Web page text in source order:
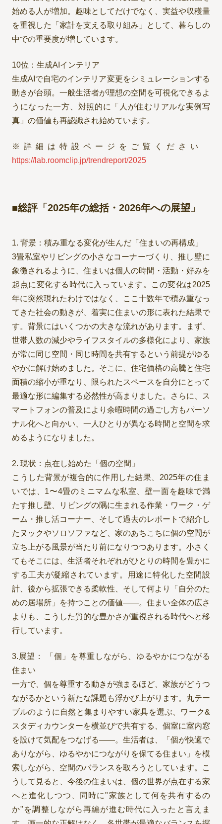
始める人が増加。趣味としてだけでなく、実益や収穫量
を重視した「家計を支える取り組み」として、暮らしの
中での重要度が増しています。
10位：生成AIインテリア
生成AIで自宅のインテリア変更をシミュレーションする
動きが台頭。一般生活者が理想の空間を可視化できるよ
うになった一方、対照的に「人が住むリアルな実例写
真」の価値も再認識され始めています。
※詳細は特設ページをご覧ください
https://lab.roomclip.jp/trendreport/2025
■総評「2025年の総括・2026年への展望」
1. 背景：積み重なる変化が生んだ「住まいの再構成」
3畳私室やリビングの小さなコーナーづくり、推し壁に
象徴されるように、住まいは個人の時間・活動・好みを
起点に変化する時代に入っています。この変化は2025
年に突然現れたわけではなく、ここ十数年で積み重なっ
てきた社会の動きが、着実に住まいの形に表れた結果で
す。背景にはいくつかの大きな流れがあります。まず、
世帯人数の減少やライフスタイルの多様化により、家族
が常に同じ空間・同じ時間を共有するという前提がゆる
やかに解け始めました。そこに、住宅価格の高騰と住宅
面積の縮小が重なり、限られたスペースを自分にとって
最適な形に編集する必然性が高まりました。さらに、ス
マートフォンの普及により余暇時間の過ごし方もパーソ
ナル化へと向かい、一人ひとりが異なる時間と空間を求
めるようになりました。
2. 現状：点在し始めた「個の空間」
こうした背景が複合的に作用した結果、2025年の住ま
いでは、1〜4畳のミニマムな私室、壁一面を趣味で満
たす推し壁、リビングの隅に生まれる作業・ワーク・ゲ
ーム・推し活コーナー、そして過去のレポートで紹介し
たヌックやソロソファなど、家のあちこちに個の空間が
立ち上がる風景が当たり前になりつつあります。小さく
てもそこには、生活者それぞれがひとりの時間を豊かに
する工夫が凝縮されています。用途に特化した空間設
計、後から拡張できる柔軟性、そして何より「自分のた
めの居場所」を持つことの価値——。住まい全体の広さ
よりも、こうした質的な豊かさが重視される時代へと移
行しています。
3.展望： 「個」を尊重しながら、ゆるやかにつながる
住まい
一方で、個を尊重する動きが強まるほど、家族がどうつ
ながるかという新たな課題も浮かび上がります。丸テー
ブルのように自然と集まりやすい家具を選ぶ、ワーク&
スタディカウンターを横並びで共有する、個室に室内窓
を設けて気配をつなげる——。生活者は、「個が快適で
ありながら、ゆるやかにつながりを保てる住まい」を模
索しながら、空間のバランスを取ろうとしています。こ
うして見ると、今後の住まいは、個の世界が点在する家
へと進化しつつ、同時に"家族として何を共有するの
か"を調整しながら再編が進む時代に入ったと言えま